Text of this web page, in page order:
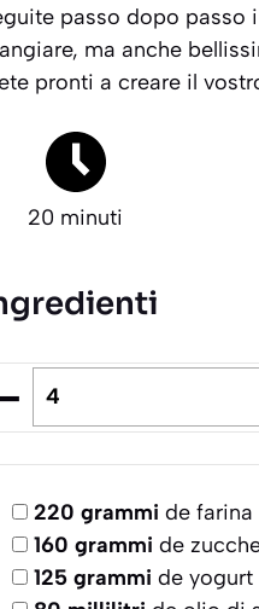
passo dopo passo
ma anche
pronti a creare il
20 minuti
220 grammi de farina
160 grammi de
125 grammi de yogurt